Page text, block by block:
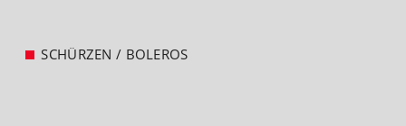
SCHÜRZEN / BOLEROS